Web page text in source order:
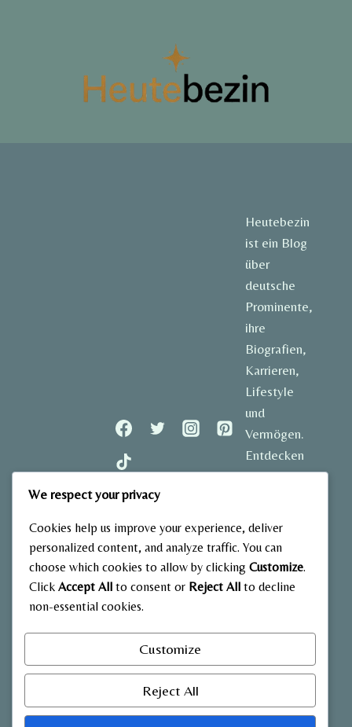
Heutebezin
ist ein Blog
über
deutsche
Prominente,
ihre
Biografien,
Karrieren,
Lifestyle
und
Vermögen.
Entdecken
Sie
und aktuelle
Einblicke in
das Leben
Deutschlands.
We respect your privacy
Cookies help us improve your experience, deliver
personalized content, and analyze traffic. You can
choose which cookies to allow by clicking Customize.
Click Accept All to consent or Reject All to decline
non-essential cookies.
Customize
Reject All